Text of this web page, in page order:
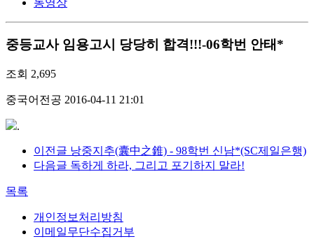
중등교사 임용고시 당당히 합격!!!-06학번 안태*
조회 2,695
중국어전공 2016-04-11 21:01
.
이전글 낭중지추(囊中之錐) - 98학번 신남*(SC제일은행)
다음글 독하게 하라, 그리고 포기하지 말라!
목록
개인정보처리방침
이메일무단수집거부